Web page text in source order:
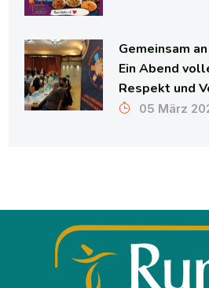
Gemeinsam
Ein Abend
Respekt und
05 März